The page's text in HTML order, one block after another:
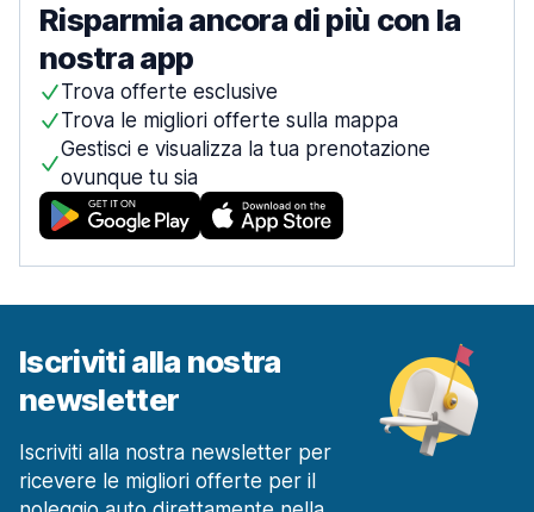
Risparmia ancora di più con la
nostra app
Trova offerte esclusive
Trova le migliori offerte sulla mappa
Gestisci e visualizza la tua prenotazione
ovunque tu sia
Iscriviti alla nostra
newsletter
Iscriviti alla nostra newsletter per
ricevere le migliori offerte per il